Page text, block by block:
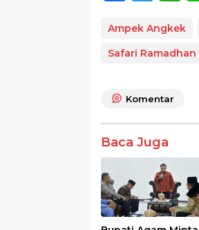
e
b
o
k
itt
er
at
s
p
Ampek Angkek
Safari Ramadhan
Komentar
Baca Juga